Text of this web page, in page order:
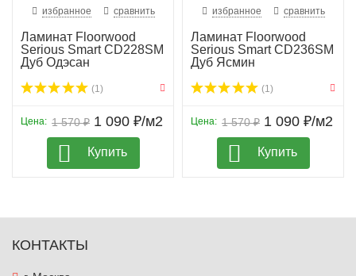
избранное сравнить
Ламинат Floorwood
Serious Smart CD228SM
Дуб Одэсан
(1)
1 570 ₽
Цена: 1 090 ₽/м2
Купить
избранное сравнить
Ламинат Floorwood
Serious Smart CD236SM
Дуб Ясмин
(1)
1 570 ₽
Цена: 1 090 ₽/м2
Купить
КОНТАКТЫ